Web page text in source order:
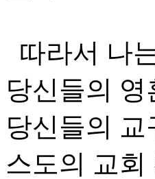
따라서 나
당신들의
당신들의
스도의 교